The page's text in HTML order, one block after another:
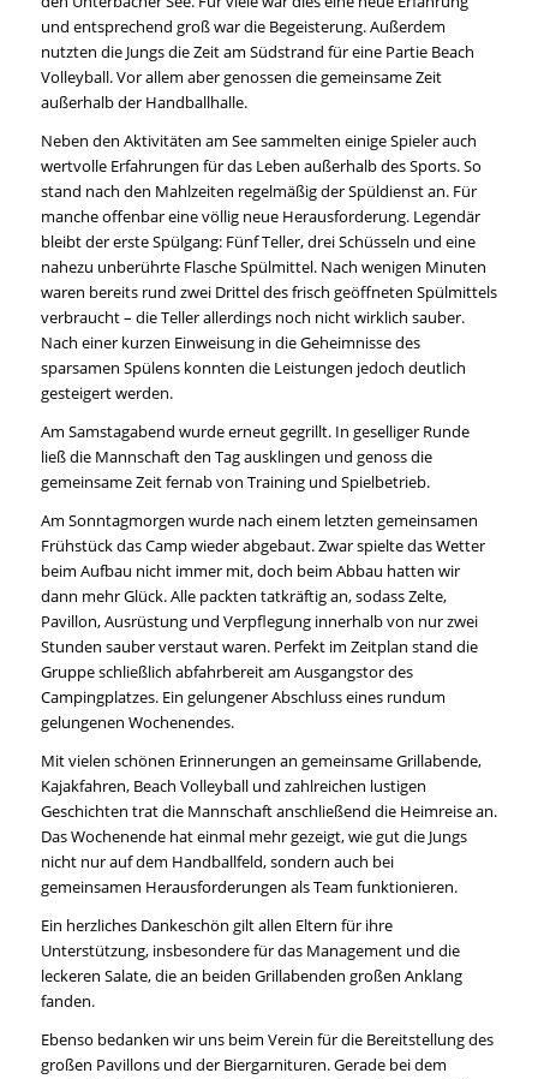
und entsprechend groß war die Begeisterung. Außerdem
nutzten die Jungs die Zeit am Südstrand für eine Partie Beach
Volleyball. Vor allem aber genossen die gemeinsame Zeit
außerhalb der Handballhalle.
Neben den Aktivitäten am See sammelten einige Spieler auch
wertvolle Erfahrungen für das Leben außerhalb des Sports. So
stand nach den Mahlzeiten regelmäßig der Spüldienst an. Für
manche offenbar eine völlig neue Herausforderung. Legendär
bleibt der erste Spülgang: Fünf Teller, drei Schüsseln und eine
nahezu unberührte Flasche Spülmittel. Nach wenigen Minuten
waren bereits rund zwei Drittel des frisch geöffneten Spülmittels
verbraucht – die Teller allerdings noch nicht wirklich sauber.
Nach einer kurzen Einweisung in die Geheimnisse des
sparsamen Spülens konnten die Leistungen jedoch deutlich
gesteigert werden.
Am Samstagabend wurde erneut gegrillt. In geselliger Runde
ließ die Mannschaft den Tag ausklingen und genoss die
gemeinsame Zeit fernab von Training und Spielbetrieb.
Am Sonntagmorgen wurde nach einem letzten gemeinsamen
Frühstück das Camp wieder abgebaut. Zwar spielte das Wetter
beim Aufbau nicht immer mit, doch beim Abbau hatten wir
dann mehr Glück. Alle packten tatkräftig an, sodass Zelte,
Pavillon, Ausrüstung und Verpflegung innerhalb von nur zwei
Stunden sauber verstaut waren. Perfekt im Zeitplan stand die
Gruppe schließlich abfahrbereit am Ausgangstor des
Campingplatzes. Ein gelungener Abschluss eines rundum
gelungenen Wochenendes.
Mit vielen schönen Erinnerungen an gemeinsame Grillabende,
Kajakfahren, Beach Volleyball und zahlreichen lustigen
Geschichten trat die Mannschaft anschließend die Heimreise an.
Das Wochenende hat einmal mehr gezeigt, wie gut die Jungs
nicht nur auf dem Handballfeld, sondern auch bei
gemeinsamen Herausforderungen als Team funktionieren.
Ein herzliches Dankeschön gilt allen Eltern für ihre
Unterstützung, insbesondere für das Management und die
leckeren Salate, die an beiden Grillabenden großen Anklang
fanden.
Ebenso bedanken wir uns beim Verein für die Bereitstellung des
großen Pavillons und der Biergarnituren. Gerade bei dem